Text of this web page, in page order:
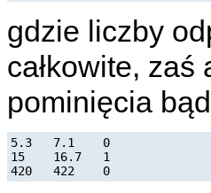
gdzie liczby
całkowite,
pominięcia
5.3   7.1    0
15    16.7   1